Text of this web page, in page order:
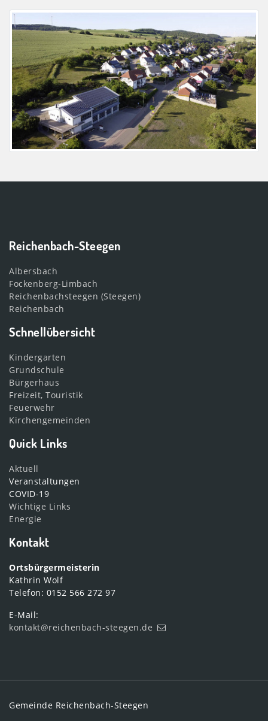
Reichenbach-Steegen
Albersbach
Fockenberg-Limbach
Reichenbachsteegen (Steegen)
Reichenbach
Schnellübersicht
Kindergarten
Grundschule
Bürgerhaus
Freizeit, Touristik
Feuerwehr
Kirchengemeinden
Quick Links
Aktuell
Veranstaltungen
COVID-19
Wichtige Links
Energie
Kontakt
Ortsbürgermeisterin
Kathrin Wolf
Telefon: 0152 566 272 97
E-Mail:
kontakt@reichenbach-steegen.de
Gemeinde Reichenbach-Steegen